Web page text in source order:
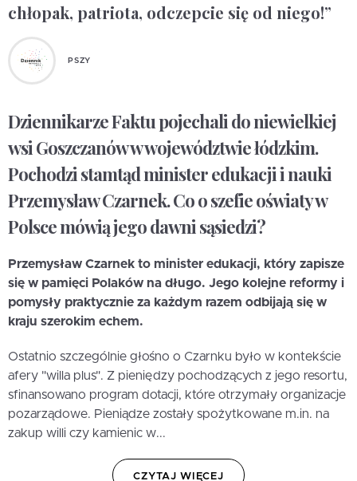
chłopak, patriota, odczepcie się od niego!”
PSZY
Dziennikarze Faktu pojechali do niewielkiej
wsi Goszczanów w województwie łódzkim.
Pochodzi stamtąd minister edukacji i nauki
Przemysław Czarnek. Co o szefie oświaty w
Polsce mówią jego dawni sąsiedzi?
Przemysław Czarnek to minister edukacji, który zapisze
się w pamięci Polaków na długo. Jego kolejne reformy i
pomysły praktycznie za każdym razem odbijają się w
kraju szerokim echem.
Ostatnio szczególnie głośno o Czarnku było w kontekście
afery "willa plus". Z pieniędzy pochodzących z jego resortu,
sfinansowano program dotacji, które otrzymały organizacje
pozarządowe. Pieniądze zostały spożytkowane m.in. na
zakup willi czy kamienic w...
CZYTAJ WIĘCEJ